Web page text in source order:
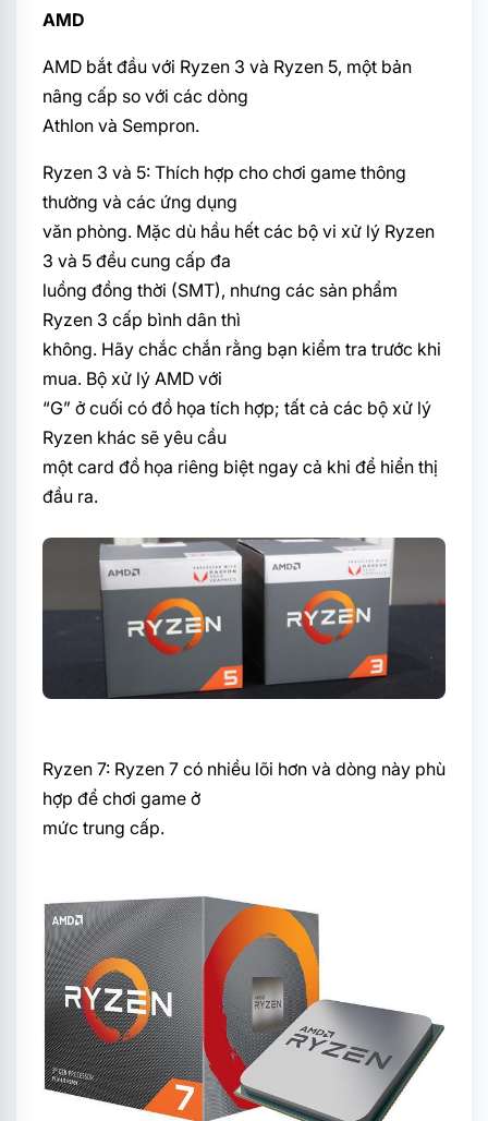
AMD
AMD bắt đầu với Ryzen 3 và Ryzen 5, một bản
nâng cấp so với các dòng
Athlon và Sempron.
Ryzen 3 và 5: Thích hợp cho chơi game thông
thường và các ứng dụng
văn phòng. Mặc dù hầu hết các bộ vi xử lý Ryzen
3 và 5 đều cung cấp đa
luồng đồng thời (SMT), nhưng các sản phẩm
Ryzen 3 cấp bình dân thì
không. Hãy chắc chắn rằng bạn kiểm tra trước khi
mua. Bộ xử lý AMD với
“G” ở cuối có đồ họa tích hợp; tất cả các bộ xử lý
Ryzen khác sẽ yêu cầu
một card đồ họa riêng biệt ngay cả khi để hiển thị
đầu ra.
Ryzen 7: Ryzen 7 có nhiều lõi hơn và dòng này phù
hợp để chơi game ở
mức trung cấp.